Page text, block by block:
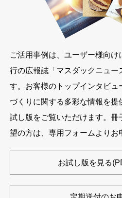
ご活用事例は、ユーザー様向
行の広報誌「マスダックニュー
す。お客様のトップインタビュ
づくりに関する多彩な情報を提
試し版をご覧いただけます。冊
望の方は、専用フォームよりお
お試し版を見る